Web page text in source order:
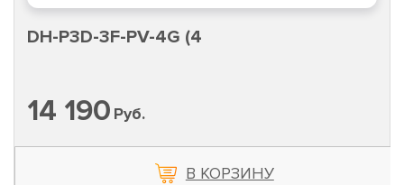
DH-P3D-3F-PV-4G (4
14 190 Руб.
В КОРЗИНУ